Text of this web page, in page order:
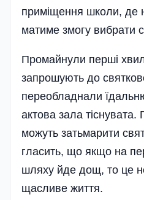
приміщення школи, де
матиме змогу вибрати
Промайнули перші
запрошують до
переобладнали
актова зала тіснувата.
можуть затьмарити
гласить, що якщо на
шляху йде дощ, то це
щасливе життя.